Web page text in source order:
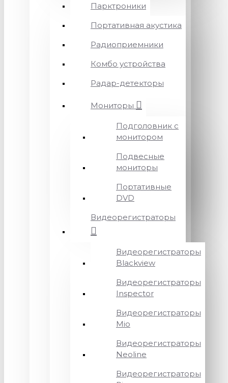
Парктроники
Портативная акустика
Радиоприемники
Комбо устройства
Радар-детекторы
Мониторы
Подголовник с
монитором
Подвесные
мониторы
Портативные
DVD
Видеорегистраторы
Видеорегистраторы
Blackview
Видеорегистраторы
Inspector
Видеорегистраторы
Mio
Видеорегистраторы
Neoline
Видеорегистраторы